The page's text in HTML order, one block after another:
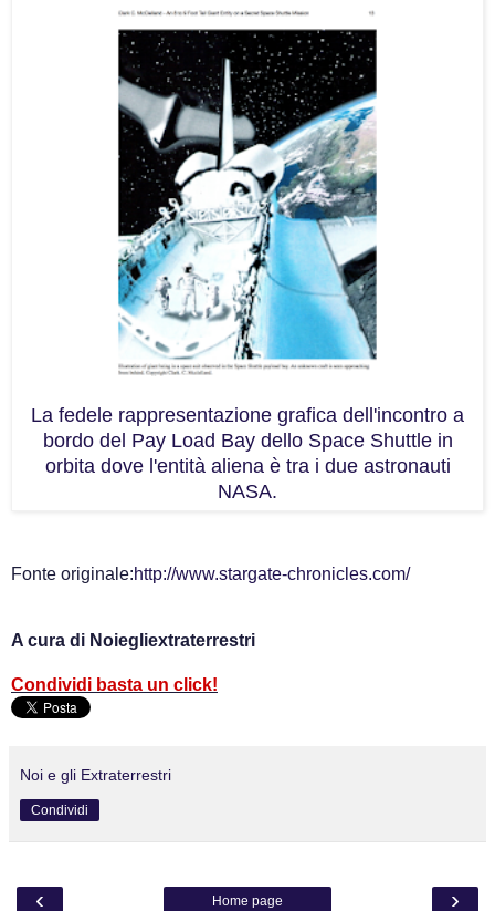
La fedele rappresentazione grafica dell'incontro a
bordo del Pay Load Bay dello Space Shuttle in
orbita dove l'entità aliena è tra i due astronauti
NASA.
Fonte originale:http://www.stargate-chronicles.com/
A cura di Noiegliextraterrestri
Condividi basta un click!
Noi e gli Extraterrestri
Condividi
‹ ›
Home page